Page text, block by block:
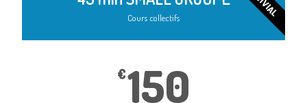
Cours collectifs
€150